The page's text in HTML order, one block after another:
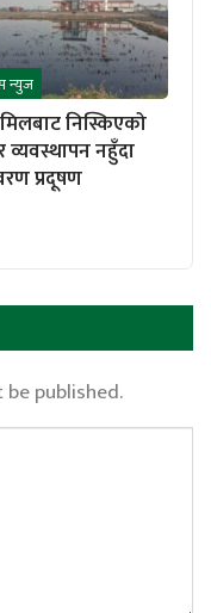
न्युज
निस्किएको
व्यवस्थापन नहुँदा
प्रदूषण
published.